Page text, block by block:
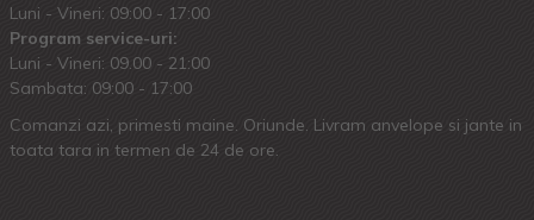
Luni - Vineri: 09:00 - 17:00
Program service-uri:
Luni - Vineri: 09.00 - 21:00
Sambata: 09:00 - 17:00
Comanzi azi, primesti maine. Oriunde. Livram anvelope si jante in
toata tara in termen de 24 de ore.